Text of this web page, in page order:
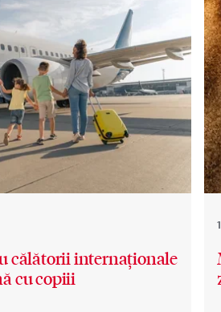
călătorii internaționale
cu copiii